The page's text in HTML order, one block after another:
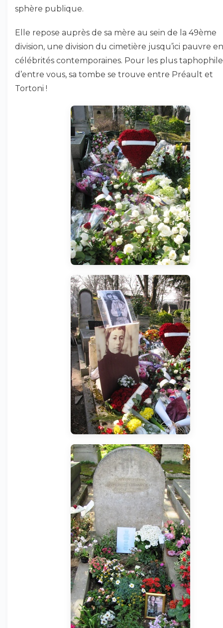
sphère publique.
Elle repose auprès de sa mère au sein de la 49ème
division, une division du cimetière jusqu’ici pauvre en
célébrités contemporaines. Pour les plus
d’entre vous, sa tombe se trouve entre Préault et
Tortoni !